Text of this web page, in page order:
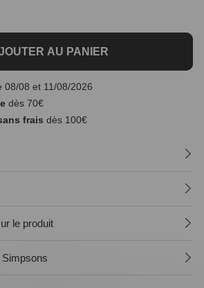
AU PANIER
08/08 et 11/08/2026
dès 70€
frais dès 100€
le produit